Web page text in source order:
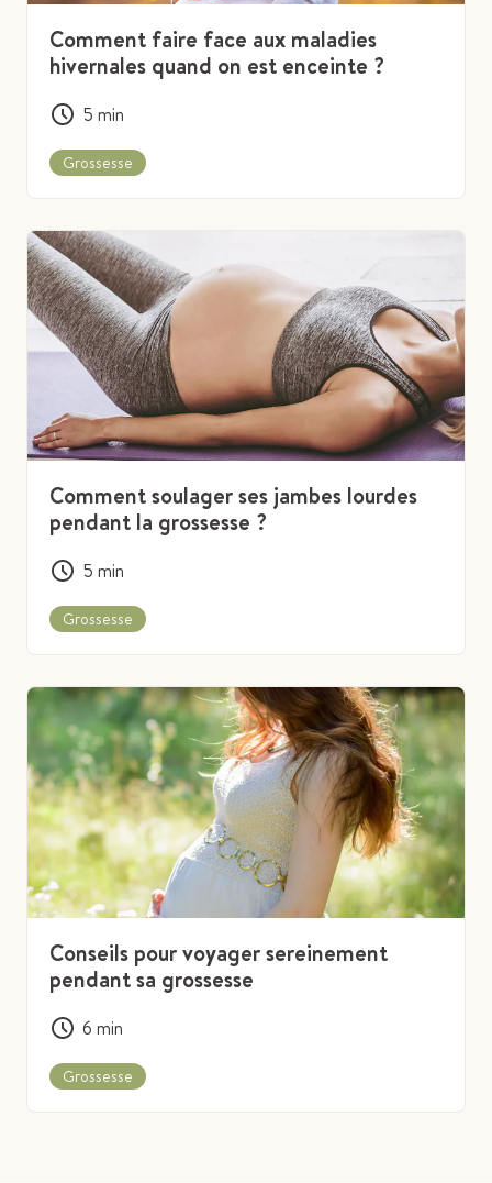
Comment faire face aux maladies
hivernales quand on est enceinte ?
5 min
Grossesse
Comment soulager ses jambes lourdes
pendant la grossesse ?
5 min
Grossesse
Conseils pour voyager sereinement
pendant sa grossesse
6 min
Grossesse